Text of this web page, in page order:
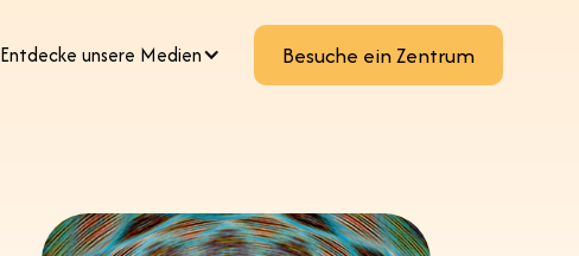
Entdecke unsere Medien Besuche ein Zentrum